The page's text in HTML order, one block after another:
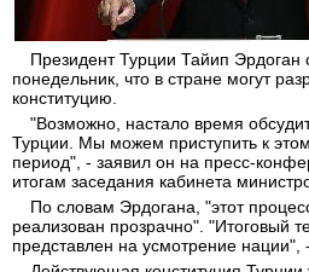
Президент Турции Тайип Эрдоган
понедельник, что в стране могут
конституцию.
"Возможно, настало время
Турции. Мы можем приступить к
период", - заявил он на пресс-
итогам заседания кабинета
По словам Эрдогана, "этот
реализован прозрачно". "Итоговый
представлен на усмотрение нации",